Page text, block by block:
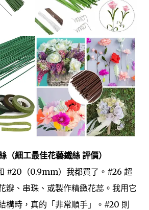
細工最佳花藝鐵絲 評價）
#20（0.9mm）我都買了。#26 超
瓣、串珠、或製作精緻花蕊。我用它
構時，真的「非常順手」。#20 則